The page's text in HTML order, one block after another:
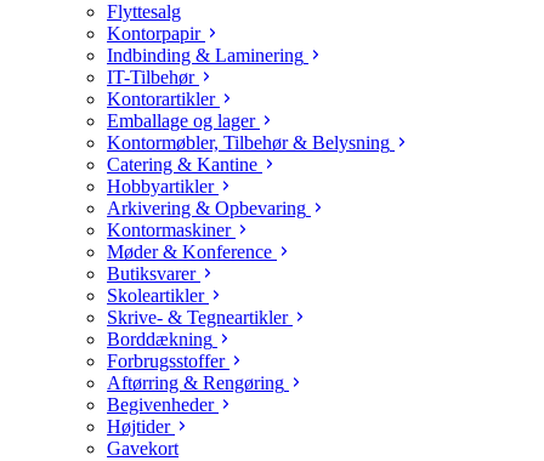
Flyttesalg
Kontorpapir
Indbinding & Laminering
IT-Tilbehør
Kontorartikler
Emballage og lager
Kontormøbler, Tilbehør & Belysning
Catering & Kantine
Hobbyartikler
Arkivering & Opbevaring
Kontormaskiner
Møder & Konference
Butiksvarer
Skoleartikler
Skrive- & Tegneartikler
Borddækning
Forbrugsstoffer
Aftørring & Rengøring
Begivenheder
Højtider
Gavekort